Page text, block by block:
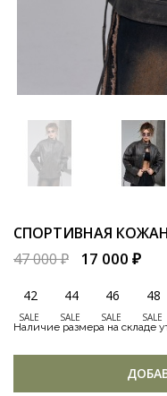
СПОРТИВНАЯ
47 000 ₽
17 000 ₽
42
SALE
44
SALE
46
SALE
48
SALE
Наличие размера на складе